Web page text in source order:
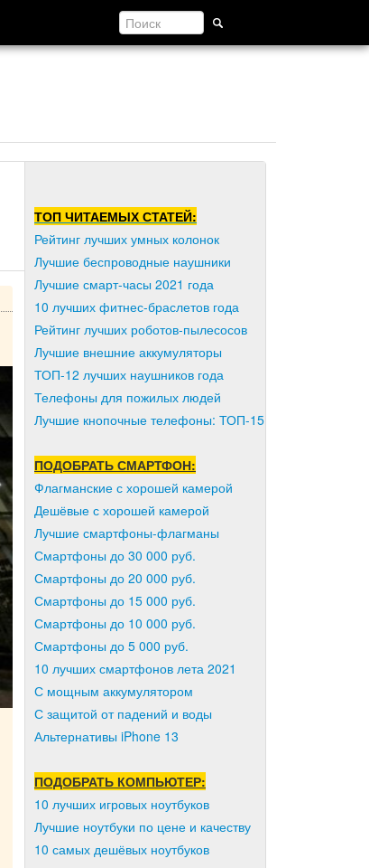
ТОП ЧИТАЕМЫХ СТАТЕЙ:
Рейтинг лучших умных колонок
Лучшие беспроводные наушники
Лучшие смарт-часы 2021 года
10 лучших фитнес-браслетов года
Рейтинг лучших роботов-пылесосов
Лучшие внешние аккумуляторы
ТОП-12 лучших наушников года
Телефоны для пожилых людей
Лучшие кнопочные телефоны: ТОП-15
ПОДОБРАТЬ СМАРТФОН:
Флагманские с хорошей камерой
Дешёвые с хорошей камерой
Лучшие смартфоны-флагманы
Смартфоны до 30 000 руб.
Смартфоны до 20 000 руб.
Смартфоны до 15 000 руб.
Смартфоны до 10 000 руб.
Смартфоны до 5 000 руб.
10 лучших смартфонов лета 2021
С мощным аккумулятором
С защитой от падений и воды
Альтернативы iPhone 13
ПОДОБРАТЬ КОМПЬЮТЕР:
10 лучших игровых ноутбуков
Лучшие ноутбуки по цене и качеству
10 самых дешёвых ноутбуков